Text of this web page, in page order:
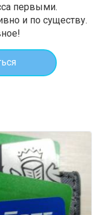
первыми.
и по существу.